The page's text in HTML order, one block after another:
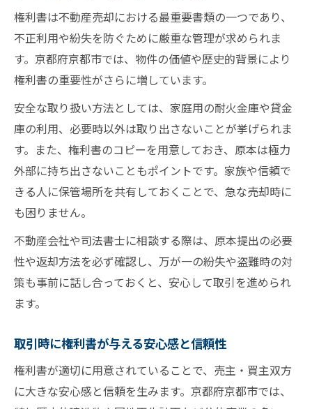
権利書は不動産売却における最重要書類の一つであり、
不正利用や紛失を防ぐために厳重な管理が求められま
す。京都府京都市では、物件の価値や歴史的背景により
権利書の重要性がさらに増しています。
安全な取り扱い方法としては、家庭用の耐火金庫や貸金
庫の利用、必要時以外は取り出さないことが挙げられま
す。また、権利書のコピーを用意しておき、原本は極力
外部に持ち出さないこともポイントです。家族や信頼で
きる人に保管場所を共有しておくことで、急な売却時に
も困りません。
不動産会社や司法書士に相談する際は、原本提出の必要
性や返却方法を必ず確認し、万が一の紛失や盗難時の対
策も事前に話し合っておくと、安心して取引を進められ
ます。
取引時に権利書が与える安心感と信頼性
権利書が適切に用意されていることで、売主・買主双方
に大きな安心感と信頼を生みます。京都府京都市では、